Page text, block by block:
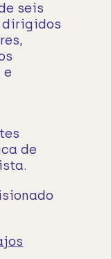
seis
e
de